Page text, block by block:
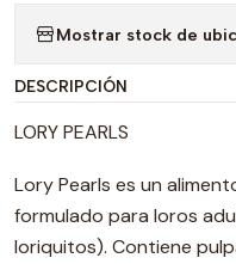
Mostrar stock de
DESCRIPCIÓN
LORY PEARLS
Lory Pearls es un
formulado para loros
loriquitos). Contiene